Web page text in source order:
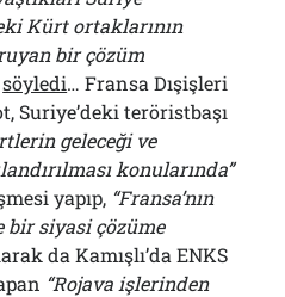
Kürt ortaklarının
bir çözüm
söyledi… Fransa Dışişleri
Suriye’deki teröristbaşı
geleceği ve
konularında”
yapıp, “Fransa’nın
siyasi çözüme
da Kamışlı’da ENKS
“Rojava işlerinden